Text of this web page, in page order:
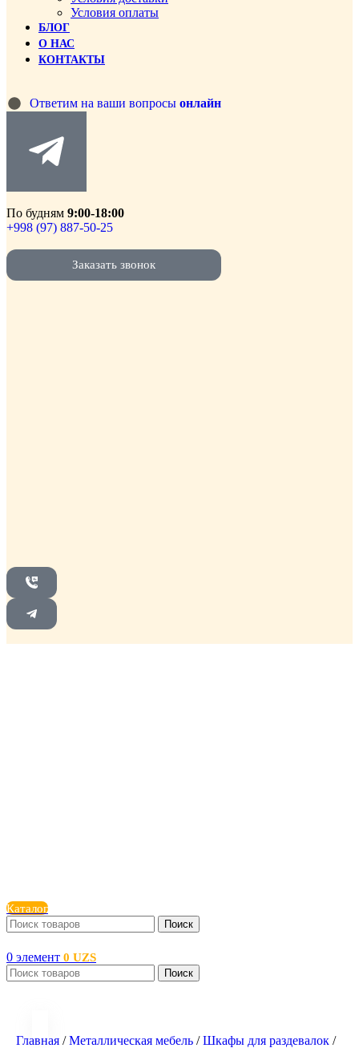
Условия оплаты
БЛОГ
О НАС
КОНТАКТЫ
Ответим на ваши вопросы онлайн
По будням 9:00-18:00
+998 (97) 887-50-25
Заказать звонок
Каталог
Поиск
0 элемент 0 UZS
Поиск
Главная / Металлическая мебель / Шкафы для раздевалок /